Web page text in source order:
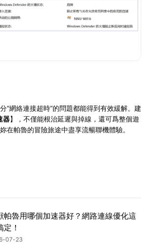
“網絡連接超時”的問題都能得到有效緩解。建
器】，不僅能根治延遲與掉線，還可爲整個遊
在帕魯的冒險旅途中盡享流暢聯機體驗。
帕魯用哪個加速器好？網路連線優化這
定！
07-23